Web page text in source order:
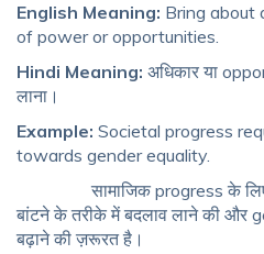
English Meaning: Bring about
of power or opportunities.
Hindi Meaning: अधिकार या
लाना।
Example: Societal progress
towards gender equality.
सामाजिक progress के लिए
बांटने के तरीके में बदलाव लाने की
बढ़ाने की ज़रूरत है।